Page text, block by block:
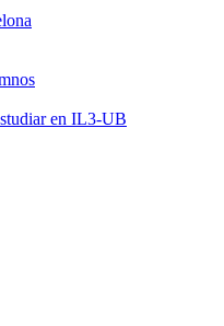
en IL3-UB